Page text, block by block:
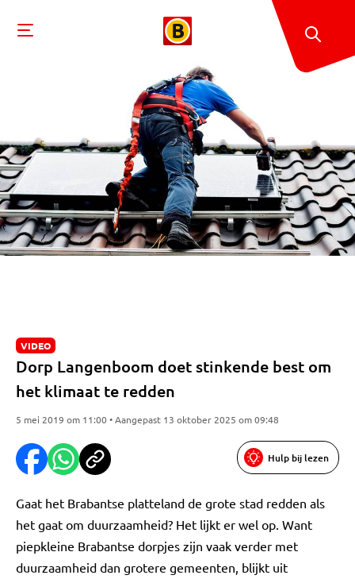
VIDEO
Dorp Langenboom doet stinkende best om
het klimaat te redden
5 mei 2019 om 11:00 • Aangepast 13 oktober 2025 om 09:48
Hulp bij lezen
Gaat het Brabantse platteland de grote stad redden als
het gaat om duurzaamheid? Het lijkt er wel op. Want
piepkleine Brabantse dorpjes zijn vaak verder met
duurzaamheid dan grotere gemeenten, blijkt uit